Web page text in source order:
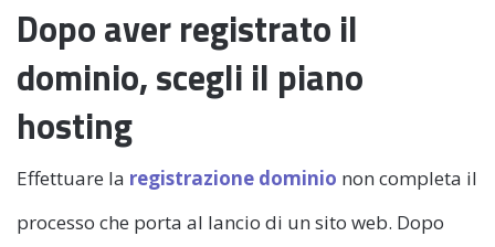
Dopo aver registrato il
dominio, scegli il piano
hosting
Effettuare la registrazione dominio non completa il
processo che porta al lancio di un sito web. Dopo